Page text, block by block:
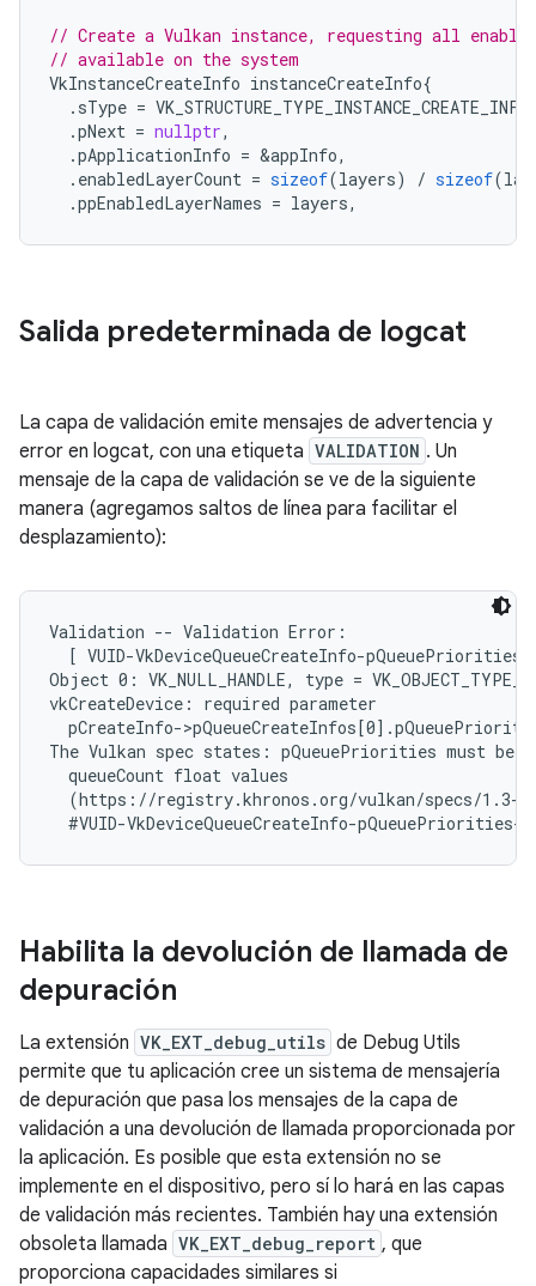
// Create a Vulkan instance, requesting all
// available on the system
VkInstanceCreateInfo instanceCreateInfo{
. sType = VK_STRUCTURE_TYPE_INSTANCE_CREATE_INFO
.pNext = nullptr,
.pApplicationInfo = &appInfo,
. enabledLayerCount = sizeof(layers) / sizeof(
.ppEnabledLayerNames = layers,
Salida predeterminada de logcat
La capa de validación emite mensajes de advertencia y
error en logcat, con una etiqueta VALIDATION . Un
mensaje de la capa de validación se ve de la siguiente
manera (agregamos saltos de línea para facilitar el
desplazamiento):
Validation -- Validation Error:
[ VUID-VkDeviceQueueCreateInfo-
Object 0: VK_NULL_HANDLE, type =
vkCreateDevice: required parameter
pCreateInfo-
The Vulkan spec states: pQueuePriorities must
  queueCount float values
(https://registry.khronos.org/vulkan/specs/1.3-
Habilita la devolución de llamada de
depuración
La extensión VK_EXT_debug_utils de Debug Utils
permite que tu aplicación cree un sistema de mensajería
de depuración que pasa los mensajes de la capa de
validación a una devolución de llamada proporcionada por
la aplicación. Es posible que esta extensión no se
implemente en el dispositivo, pero sí lo hará en las capas
de validación más recientes. También hay una extensión
obsoleta llamada VK_EXT_debug_report , que
proporciona capacidades similares si